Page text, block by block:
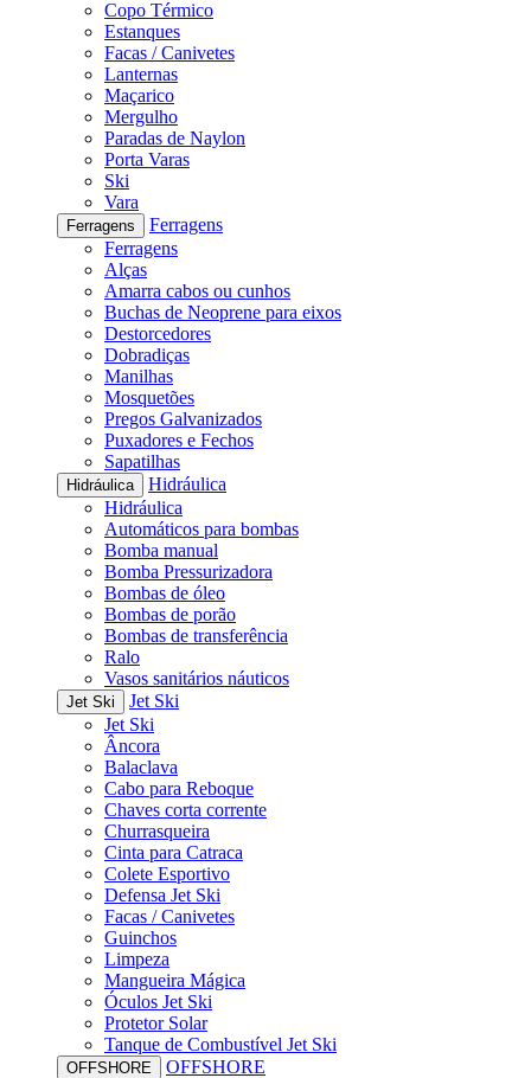
Copo Térmico
Estanques
Facas / Canivetes
Lanternas
Maçarico
Mergulho
Paradas de Naylon
Porta Varas
Ski
Vara
Ferragens
Ferragens
Ferragens
Alças
Amarra cabos ou cunhos
Buchas de Neoprene para eixos
Destorcedores
Dobradiças
Manilhas
Mosquetões
Pregos Galvanizados
Puxadores e Fechos
Sapatilhas
Hidráulica
Hidráulica
Hidráulica
Automáticos para bombas
Bomba manual
Bomba Pressurizadora
Bombas de óleo
Bombas de porão
Bombas de transferência
Ralo
Vasos sanitários náuticos
Jet Ski
Jet Ski
Jet Ski
Âncora
Balaclava
Cabo para Reboque
Chaves corta corrente
Churrasqueira
Cinta para Catraca
Colete Esportivo
Defensa Jet Ski
Facas / Canivetes
Guinchos
Limpeza
Mangueira Mágica
Óculos Jet Ski
Protetor Solar
Tanque de Combustível Jet Ski
OFFSHORE
OFFSHORE